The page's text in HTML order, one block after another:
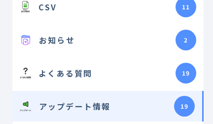
CSV 11
お知らせ 2
よくある質問 19
アップデート情報 19